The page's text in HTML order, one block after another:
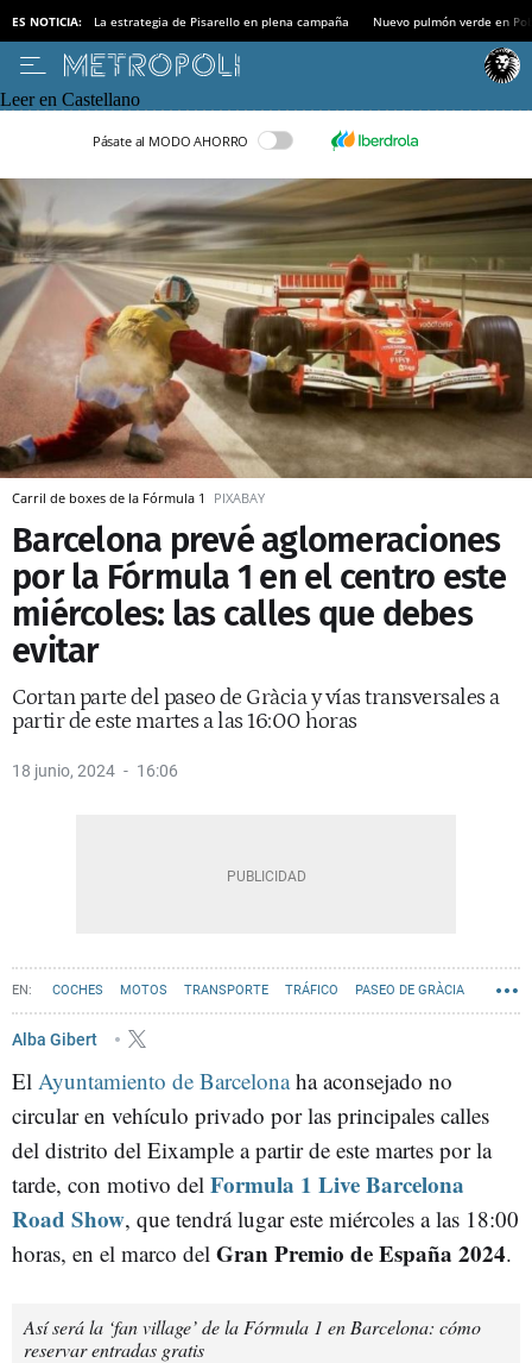
ES NOTICIA: La estrategia de Pisarello en plena campaña Nuevo pulmón verde en
Leer en Castellano
Pásate al MODO AHORRO
Carril de boxes de la Fórmula 1 PIXABAY
Barcelona prevé aglomeraciones
por la Fórmula 1 en el centro este
miércoles: las calles que debes
evitar
Cortan parte del paseo de Gràcia y vías transversales a
partir de este martes a las 16:00 horas
18 junio, 2024 16:06
COCHES MOTOS TRANSPORTE TRÁFICO PASEO DE GRÀCIA
CALLES DE BARCELONA
Alba Gibert
El Ayuntamiento de Barcelonaha aconsejado no
circular en vehículo privado por las principales calles
del distrito del Eixample a partir de este martes por la
tarde, con motivo del Formula 1 Live Barcelona
Road Show, que tendrá lugar este miércoles a las 18:00
horas, en el marco del Gran Premio de España 2024.
Así será la ‘fan village’ de la Fórmula 1 en Barcelona: cómo
reservar entradas gratis